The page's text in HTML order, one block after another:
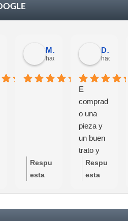
1 mes
Manolo Fernandez Gomez
hace 1 mes
Respu
esta
tario:
David Cerrato
hace 1
E
comprad
o una
pieza y
un buen
trato y
buen
servicio
ales
Respu
esta
tario: